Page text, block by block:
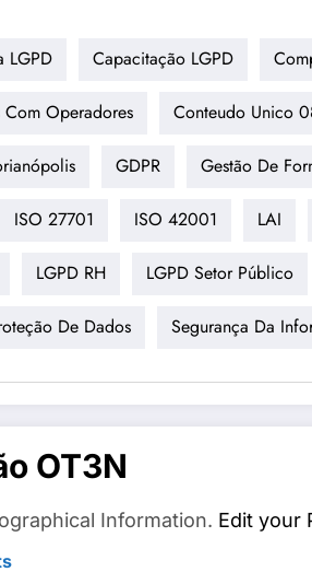
LGPD Capacitação LGPD
Com Operadores Conteudo Unico
GDPR Gestão De
ISO 27701 ISO 42001 LAI
LGPD RH LGPD Setor Público
De Dados Segurança Da
OT3N
Information. Edit your